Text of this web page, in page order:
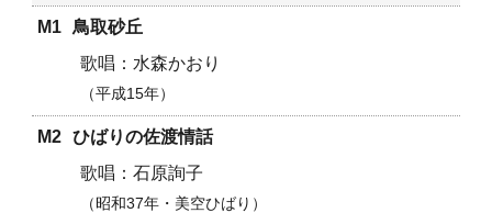
M1 鳥取砂丘
水森かおり
平成15年
M2 ひばりの佐渡情話
石原詢子
昭和37年・美空ひばり